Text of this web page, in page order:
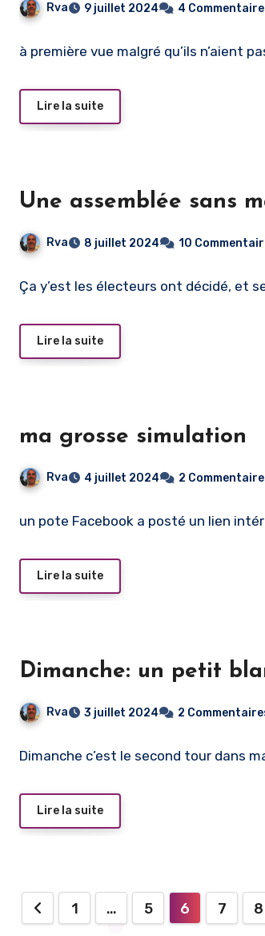
Rva 9 juillet 2024 4
à première vue malgré qu’ils n’aient
Lire la suite
Une assemblée sans
Rva 8 juillet 2024 10
Ça y’est les électeurs ont décidé, et
Lire la suite
ma grosse simulation
Rva 4 juillet 2024 2
un pote Facebook a posté un lien
Lire la suite
Dimanche: un petit
Rva 3 juillet 2024 2
Dimanche c’est le second tour dans
Lire la suite
Pagination
1 … 5 6 7 8